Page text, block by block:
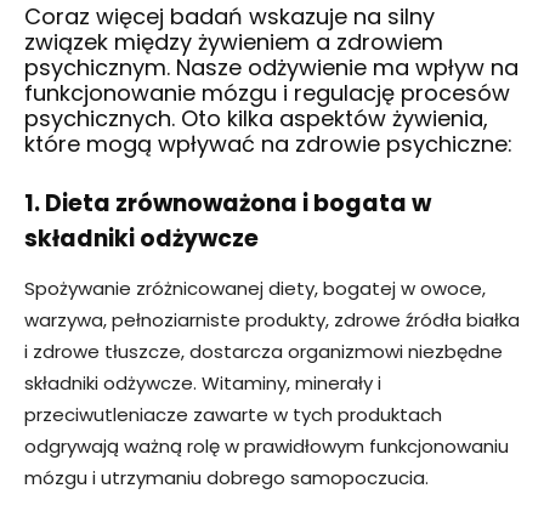
Coraz więcej badań wskazuje na silny
związek między żywieniem a zdrowiem
psychicznym. Nasze odżywienie ma wpływ na
funkcjonowanie mózgu i regulację procesów
psychicznych. Oto kilka aspektów żywienia,
które mogą wpływać na zdrowie psychiczne:
1. Dieta zrównoważona i bogata w
składniki odżywcze
Spożywanie zróżnicowanej diety, bogatej w owoce,
warzywa, pełnoziarniste produkty, zdrowe źródła białka
i zdrowe tłuszcze, dostarcza organizmowi niezbędne
składniki odżywcze. Witaminy, minerały i
przeciwutleniacze zawarte w tych produktach
odgrywają ważną rolę w prawidłowym funkcjonowaniu
mózgu i utrzymaniu dobrego samopoczucia.